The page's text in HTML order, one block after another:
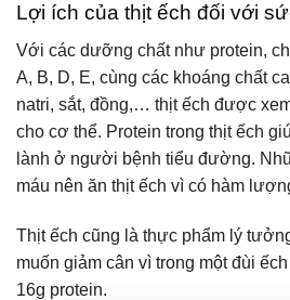
Lợi ích của thịt ếch đối với
Với các dưỡng chất như protein,
A, B, D, E, cùng các khoáng chất
natri, sắt, đồng,… thịt ếch được
cho cơ thể. Protein trong thịt ếch
lành ở người bệnh tiểu đường.
máu nên ăn thịt ếch vì có hàm
Thịt ếch cũng là thực phẩm lý
muốn giảm cân vì trong một đùi
16g protein.